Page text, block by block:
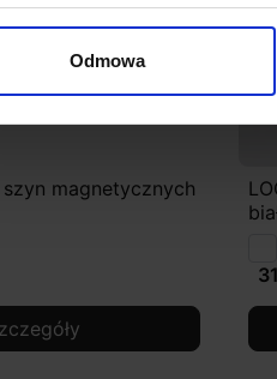
Odmowa
magnetycznych